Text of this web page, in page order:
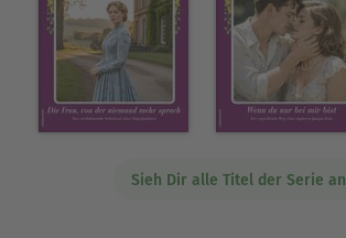
Sieh Dir alle Titel der Serie an